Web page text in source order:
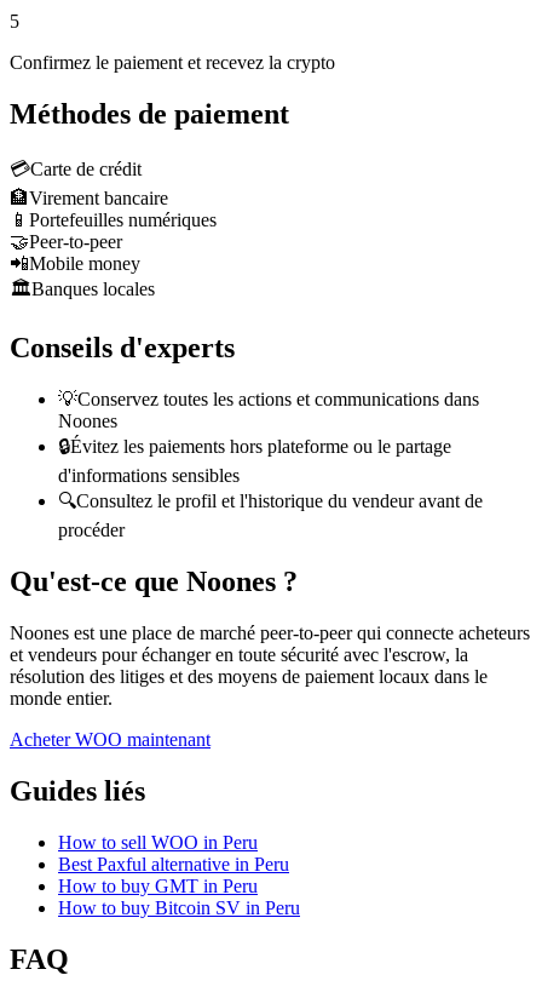
5
Confirmez le paiement et recevez la crypto
Méthodes de paiement
💳Carte de crédit
🏦Virement bancaire
📱 Portefeuilles numériques
🤝Peer-to-peer
📲Mobile money
🏛️Banques locales
Conseils d'experts
💡Conservez toutes les actions et communications dans
Noones
🔒Évitez les paiements hors plateforme ou le partage
d'informations sensibles
🔍Consultez le profil et l'historique du vendeur avant de
procéder
Qu'est-ce que Noones ?
Noones est une place de marché peer-to-peer qui connecte acheteurs
et vendeurs pour échanger en toute sécurité avec l'escrow, la
résolution des litiges et des moyens de paiement locaux dans le
monde entier.
Acheter WOO maintenant
Guides liés
How to sell WOO in Peru
Best Paxful alternative in Peru
How to buy GMT in Peru
How to buy Bitcoin SV in Peru
FAQ